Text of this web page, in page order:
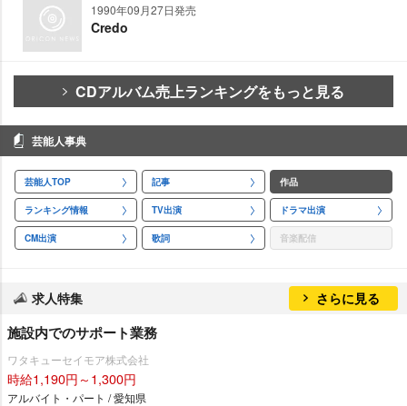
1990年09月27日発売
Credo
CDアルバム売上ランキングをもっと見る
芸能人事典
芸能人TOP 記事 作品
ランキング情報 TV出演 ドラマ出演
CM出演 歌詞 音楽配信
求人特集 さらに見る
施設内でのサポート業務
ワタキューセイモア株式会社
時給1,190円～1,300円
アルバイト・パート / 愛知県